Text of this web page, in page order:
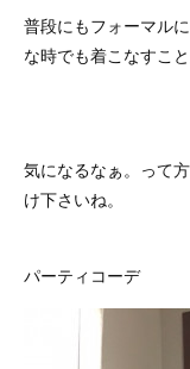
普段にもフォーマル
な時でも着こなすこ
気になるなぁ。って
け下さいね。
パーティコーデ